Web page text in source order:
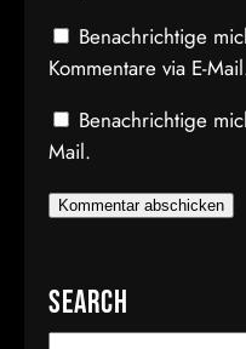
Benachrichtige
Kommentare via E-
Benachrichtige
Mail.
Search